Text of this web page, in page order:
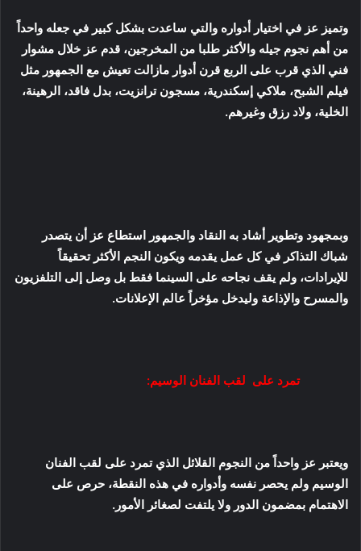
وتميز عز في اختيار أدواره والتي ساعدت بشكل كبير في جعله واحداً
من أهم نجوم جيله والأكثر طلبا من المخرجين، قدم عز خلال مشوار
فني الذي قرب على الربع قرن أدوار مازالت تعيش مع الجمهور مثل
فيلم الشبح، ملاكي إسكندرية، مسجون ترانزيت، بدل فاقد، الرهينة،
الخلية، ولاد رزق وغيرهم.
وبمجهود وتطوير أشاد به النقاد والجمهور استطاع عز أن يتصدر
شباك التذاكر في كل عمل يقدمه ويكون النجم الأكثر تحقيقاً
للإيرادات، ولم يقف نجاحه على السينما فقط بل وصل إلى التلفزيون
والمسرح والإذاعة وليدخل مؤخراً عالم الإعلانات.
تمرد على لقب الفنان الوسيم:
ويعتبر عز واحداً من النجوم القلائل الذي تمرد على لقب الفنان
الوسيم ولم يحصر نفسه وأدواره في هذه النقطة، حرص على
الاهتمام بمضمون الدور ولا يلتفت لصغائر الأمور.